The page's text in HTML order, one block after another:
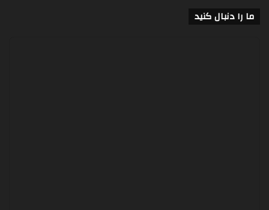
ما را دنبال کنید